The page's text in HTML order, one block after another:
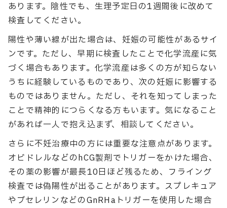
あります。陰性でも、生理予定日の1週間後に改めて
検査してください。
陽性や薄い線が出た場合は、妊娠の可能性があるサイ
ンです。ただし、早期に検査したことで化学流産に気
づく場合もあります。化学流産は多くの方が知らない
うちに経験しているものであり、次の妊娠に影響する
ものではありません。ただし、それを知ってしまった
ことで精神的につらくなる方もいます。気になること
があれば一人で抱え込まず、相談してください。
さらに不妊治療中の方には重要な注意点があります。
オビドレルなどのhCG製剤でトリガーをかけた場合、
その薬の影響が最長10日ほど残るため、フライング
検査では偽陽性が出ることがあります。スプレキュア
やブセレリンなどのGnRHaトリガーを使用した場合